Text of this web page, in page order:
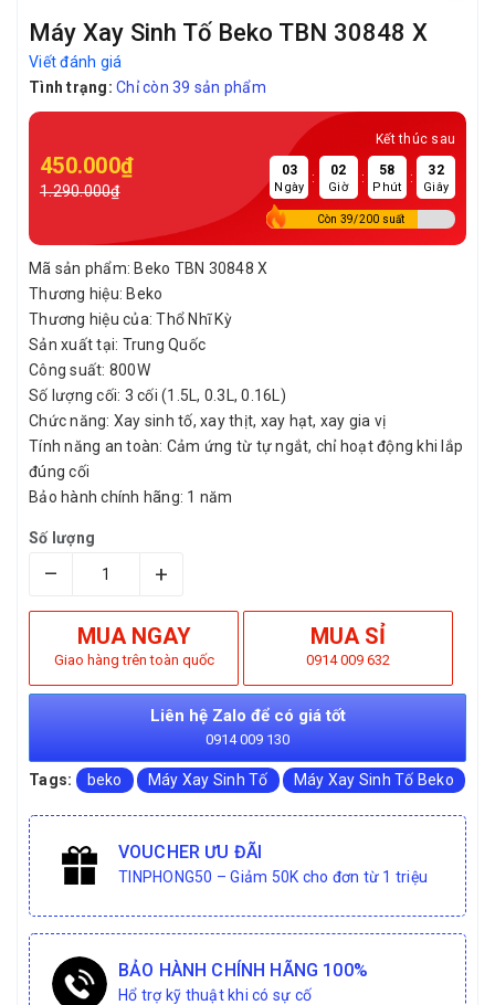
Máy Xay Sinh Tố Beko TBN 30848 X
Viết đánh giá
Tình trạng: Chỉ còn 39 sản phẩm
450.000₫
1.290.000₫
Kết thúc sau
03
Ngày
: 02
Giờ
: 58
Phút
: 31
Giây
Còn 39/200 suất
Mã sản phẩm: Beko TBN 30848 X
Thương hiệu: Beko
Thương hiệu của: Thổ Nhĩ Kỳ
Sản xuất tại: Trung Quốc
Công suất: 800W
Số lượng cối: 3 cối (1.5L, 0.3L, 0.16L)
Chức năng: Xay sinh tố, xay thịt, xay hạt, xay gia vị
Tính năng an toàn: Cảm ứng từ tự ngắt, chỉ hoạt động khi lắp
đúng cối
Bảo hành chính hãng: 1 năm
Số lượng
– +
MUA NGAY
Giao hàng trên toàn quốc
MUA SỈ
0914 009 632
Liên hệ Zalo để có giá tốt
0914 009 130
Tags: beko Máy Xay Sinh Tố Máy Xay Sinh Tố Beko
VOUCHER ƯU ĐÃI
TINPHONG50 – Giảm 50K cho đơn từ 1 triệu
BẢO HÀNH CHÍNH HÃNG 100%
Hổ trợ kỹ thuật khi có sự cố